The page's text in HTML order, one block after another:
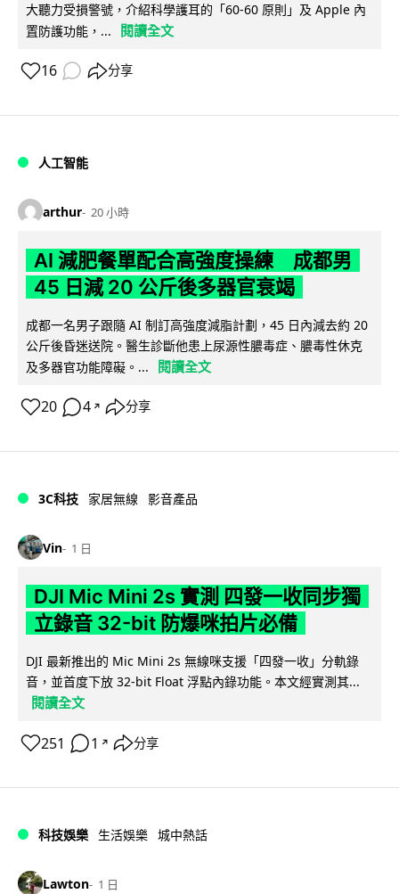
大聽力受損警號，介紹科學護耳的「60-60 原則」及 Apple 內
置防護功能，...
閱讀全文
16 分享
人工智能
arthur 20 小時
AI 減肥餐單配合高強度操練 成都男
45 日減 20 公斤後多器官衰竭
成都一名男子跟隨 AI 制訂高強度減脂計劃，45 日內減去約 20
公斤後昏迷送院。醫生診斷他患上尿源性膿毒症、膿毒性休克
及多器官功能障礙。...
閱讀全文
20 4 ↗ 分享
3C科技 家居無線 影音產品
Vin 1 日
DJI Mic Mini 2s 實測 四發一收同步獨
立錄音 32-bit 防爆咪拍片必備
DJI 最新推出的 Mic Mini 2s 無線咪支援「四發一收」分軌錄
音，並首度下放 32-bit Float 浮點內錄功能。本文經實測其...
閱讀全文
251 1 ↗ 分享
科技娛樂 生活娛樂 城中熱話
Lawton 1 日